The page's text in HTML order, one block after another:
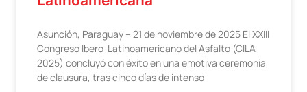
Asunción, Paraguay – 21 de noviembre de 2025 El XXIII
Congreso Ibero-Latinoamericano del Asfalto (CILA
2025) concluyó con éxito en una emotiva ceremonia
de clausura, tras cinco días de intenso